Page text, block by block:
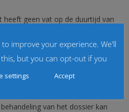
heeft geen vat op de duurtijd van
hetgeen inhoudt dat de
is om het dossier te behandelen.
van het dossier kan
improve your experience. We'll
but you can opt-out if you
settings Accept